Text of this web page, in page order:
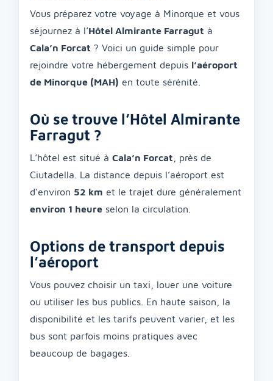
Vous préparez votre voyage à Minorque et vous
séjournez à l’Hôtel Almirante Farragut à
Cala’n Forcat ? Voici un guide simple pour
rejoindre votre hébergement depuis l’aéroport
de Minorque (MAH) en toute sérénité.
Où se trouve l’Hôtel Almirante
Farragut ?
L’hôtel est situé à Cala’n Forcat , près de
Ciutadella. La distance depuis l’aéroport est
d’environ 52 km et le trajet dure généralement
environ 1 heure selon la circulation.
Options de transport depuis
l’aéroport
Vous pouvez choisir un taxi, louer une voiture
ou utiliser les bus publics. En haute saison, la
disponibilité et les tarifs peuvent varier, et les
bus sont parfois moins pratiques avec
beaucoup de bagages.